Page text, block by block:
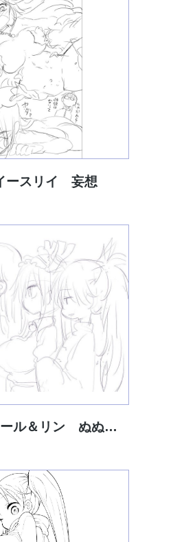
ースリイ 妄想
ール＆リン ぬぬ…